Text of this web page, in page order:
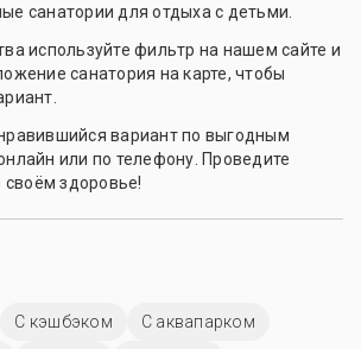
санатории для отдыха с детьми.
используйте фильтр на нашем сайте и
санатория на карте, чтобы
вариант по выгодным
или по телефону. Проведите
своём здоровье!
С кэшбэком
С аквапарком